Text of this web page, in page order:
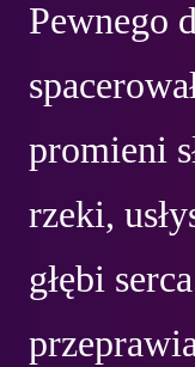
Pewnego
promieni
rzeki,
głębi